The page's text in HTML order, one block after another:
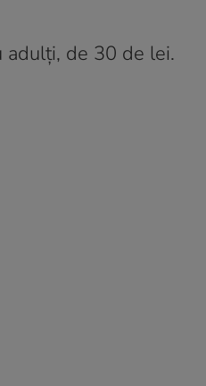
de 30 de lei.